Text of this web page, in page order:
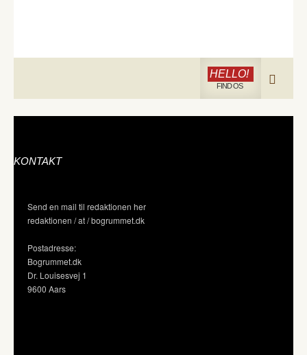
HELLO!
FIND OS
KONTAKT
Send en mail til redaktionen her
redaktionen / at / bogrummet.dk
Postadresse:
Bogrummet.dk
Dr. Louisesvej 1
9600 Aars